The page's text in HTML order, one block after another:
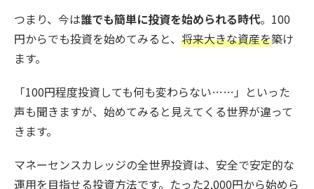
つまり、今は誰でも簡単に投資を始められる時代。100
円からでも投資を始めてみると、 将来大きな資産を築け
ます。
「100円程度投資しても何も変わらない……」といった
声も聞きますが、始めてみると見えてくる世界が違って
きます。
マネーセンスカレッジの全世界投資は、安全で安定的な
運用を目指せる投資方法です。たった2,000円から始めら